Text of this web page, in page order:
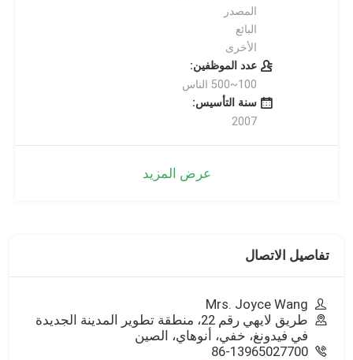
المصدر
البائع
الأخرى
عدد الموظفين:
100~500 الناس
سنة التأسيس:
2007
عرض المزيد
تفاصيل الاتصال
Mrs. Joyce Wang
طريق لايهي رقم 22، منطقة تطوير المدينة الجديدة
في فيدونغ، خفي، أنوهاي، الصين
86-13965027700